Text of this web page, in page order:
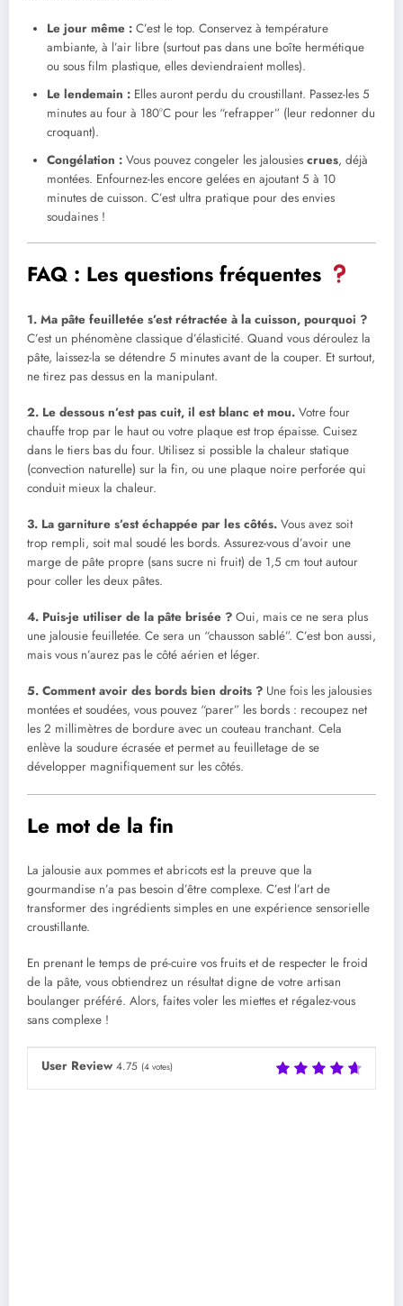
Le jour même : C’est le top. Conservez à température
ambiante, à l’air libre (surtout pas dans une boîte hermétique
ou sous film plastique, elles deviendraient molles).
Le lendemain : Elles auront perdu du croustillant. Passez-les 5
minutes au four à 180°C pour les “refrapper” (leur redonner du
croquant).
Congélation : Vous pouvez congeler les jalousies crues, déjà
montées. Enfournez-les encore gelées en ajoutant 5 à 10
minutes de cuisson. C’est ultra pratique pour des envies
soudaines !
FAQ : Les questions fréquentes
1. Ma pâte feuilletée s’est rétractée à la cuisson, pourquoi ?
C’est un phénomène classique d’élasticité. Quand vous déroulez la
pâte, laissez-la se détendre 5 minutes avant de la couper. Et surtout,
ne tirez pas dessus en la manipulant.
2. Le dessous n’est pas cuit, il est blanc et mou. Votre four
chauffe trop par le haut ou votre plaque est trop épaisse. Cuisez
dans le tiers bas du four. Utilisez si possible la chaleur statique
(convection naturelle) sur la fin, ou une plaque noire perforée qui
conduit mieux la chaleur.
3. La garniture s’est échappée par les côtés. Vous avez soit
trop rempli, soit mal soudé les bords. Assurez-vous d’avoir une
marge de pâte propre (sans sucre ni fruit) de 1,5 cm tout autour
pour coller les deux pâtes.
4. Puis-je utiliser de la pâte brisée ? Oui, mais ce ne sera plus
une jalousie feuilletée. Ce sera un “chausson sablé”. C’est bon aussi,
mais vous n’aurez pas le côté aérien et léger.
5. Comment avoir des bords bien droits ? Une fois les jalousies
montées et soudées, vous pouvez “parer” les bords : recoupez net
les 2 millimètres de bordure avec un couteau tranchant. Cela
enlève la soudure écrasée et permet au feuilletage de se
développer magnifiquement sur les côtés.
Le mot de la fin
La jalousie aux pommes et abricots est la preuve que la
gourmandise n’a pas besoin d’être complexe. C’est l’art de
transformer des ingrédients simples en une expérience sensorielle
croustillante.
En prenant le temps de pré-cuire vos fruits et de respecter le froid
de la pâte, vous obtiendrez un résultat digne de votre artisan
boulanger préféré. Alors, faites voler les miettes et régalez-vous
sans complexe !
User Review 4.75 (4 votes)